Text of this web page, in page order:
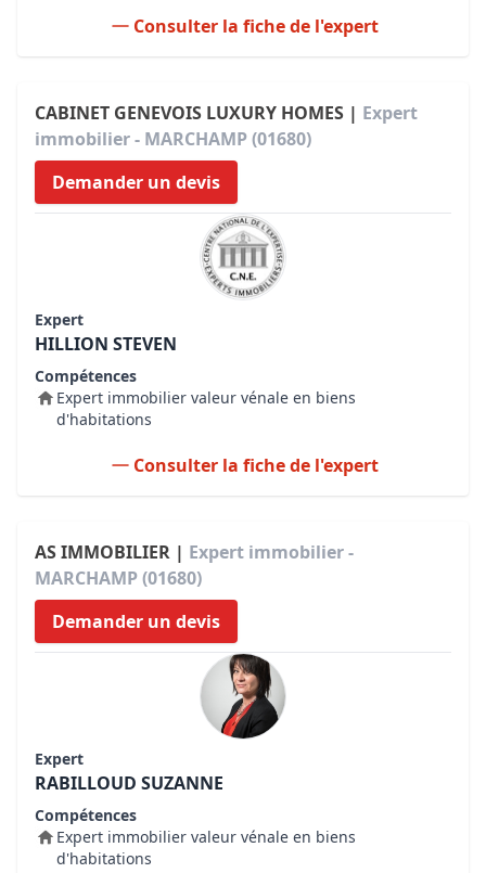
Consulter la fiche de l'expert
CABINET GENEVOIS LUXURY HOMES | Expert
immobilier - MARCHAMP (01680)
Demander un devis
Expert
HILLION STEVEN
Compétences
Expert immobilier valeur vénale en biens
d'habitations
Consulter la fiche de l'expert
AS IMMOBILIER | Expert immobilier -
MARCHAMP (01680)
Demander un devis
Expert
RABILLOUD SUZANNE
Compétences
Expert immobilier valeur vénale en biens
d'habitations